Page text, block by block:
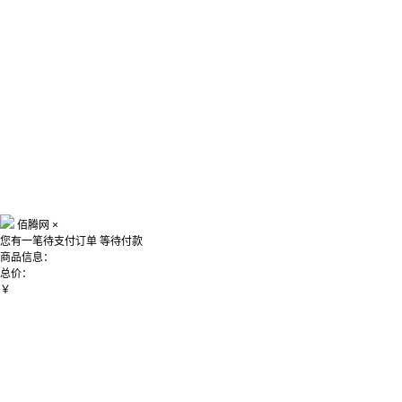
佰腾网 ×
您有一笔待支付订单 等待付款
商品信息：
总价：
￥